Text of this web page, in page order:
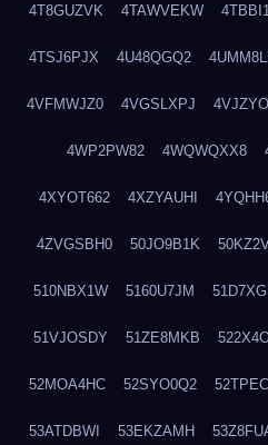
4T8GUZVK 4TAWVEKW
4TSJ6PJX 4U48QGQ2
4VFMWJZ0 4VGSLXPJ
4WP2PW82 4WQWQXX8
4XYOT662 4XZYAUHI
4ZVGSBH0 50JO9B1K
510NBX1W 5160U7JM
51VJOSDY 51ZE8MKB
52MOA4HC 52SYO0Q2
53ATDBWI 53EKZAMH